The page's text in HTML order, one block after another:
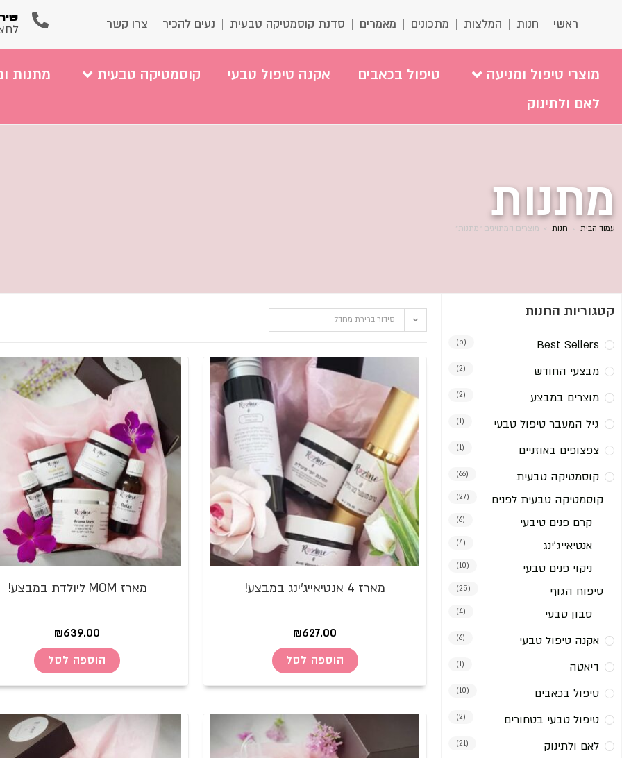
ראשי חנות המלצות מתכונים מאמרים סדנת קוסמטיקה טבעית נעים להכיר צרו קשר
מוצרי טיפול ומניעה טיפול בכאבים אקנה טיפול טבעי קוסמטיקה טבעית
מתנות
לאם ולתינוק
מתנות
עמוד הבית > חנות > מוצרים המתויגים “מתנות”
קטגוריות החנות
Best Sellers
(5)
מבצעי החודש (2)
מוצרים במבצע (2)
גיל המעבר טיפול טבעי (1)
צפצופים באוזניים (1)
קוסמטיקה טבעית (66)
קוסמטיקה טבעית לפנים (27)
קרם פנים טיבעי (6)
אנטיאייג'ינג (4)
ניקוי פנים טבעי (10)
טיפוח הגוף (25)
סבון טבעי (4)
אקנה טיפול טבעי (6)
דיאטה (1)
טיפול בכאבים (10)
טיפול טבעי בטחורים (2)
לאם ולתינוק (21)
סידור ברירת מחדל
מארז 4 אנטיאייג'ינג במבצע!
₪627.00
הוספה לסל
מארז MOM ליולדת במבצע!
₪639.00
הוספה לסל